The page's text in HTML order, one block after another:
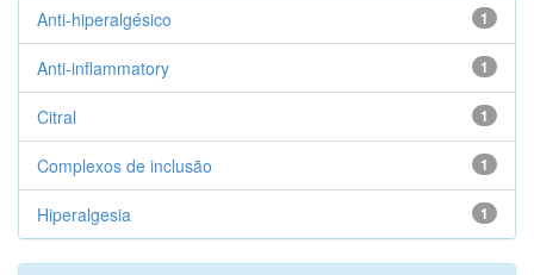
1
Anti-hiperalgésico
1
Anti-inflammatory
1
Citral
1
Complexos de inclusão
1
Hiperalgesia